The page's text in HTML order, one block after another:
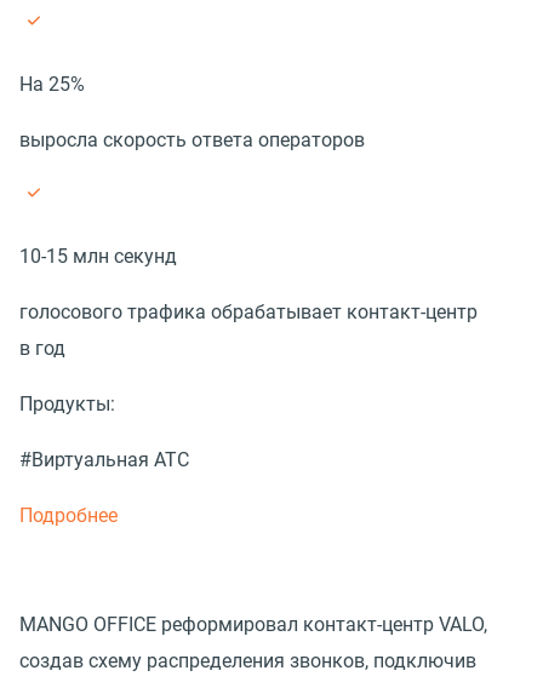
На 25%
выросла скорость ответа операторов
10-15 млн секунд
голосового трафика обрабатывает контакт-центр
в год
Продукты:
#Виртуальная АТС
Подробнее
MANGO OFFICE реформировал контакт-центр VALO,
создав схему распределения звонков, подключив